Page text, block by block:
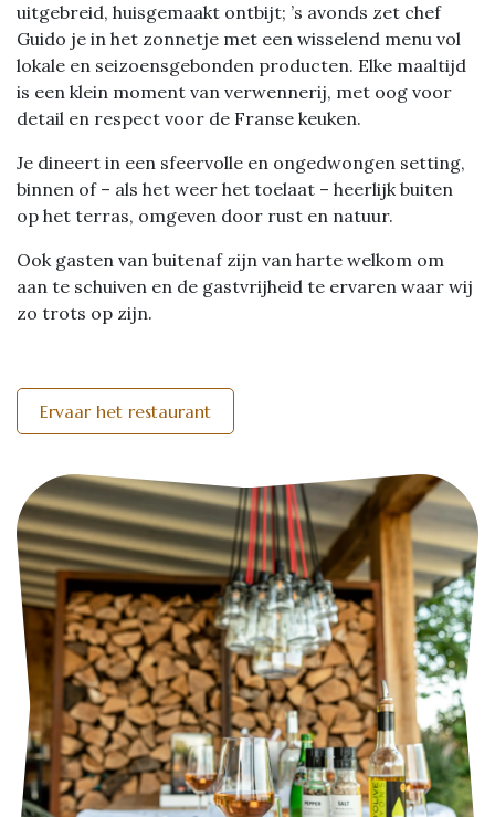
uitgebreid, huisgemaakt ontbijt; ’s avonds zet chef
Guido je in het zonnetje met een wisselend menu vol
lokale en seizoensgebonden producten. Elke maaltijd
is een klein moment van verwennerij, met oog voor
detail en respect voor de Franse keuken.
Je dineert in een sfeervolle en ongedwongen setting,
binnen of – als het weer het toelaat – heerlijk buiten
op het terras, omgeven door rust en natuur.
Ook gasten van buitenaf zijn van harte welkom om
aan te schuiven en de gastvrijheid te ervaren waar wij
zo trots op zijn.
Ervaar het restaurant